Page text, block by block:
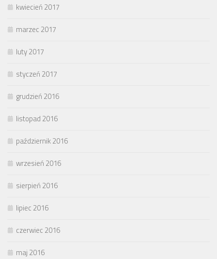
kwiecień 2017
marzec 2017
luty 2017
styczeń 2017
grudzień 2016
listopad 2016
październik 2016
wrzesień 2016
sierpień 2016
lipiec 2016
czerwiec 2016
maj 2016